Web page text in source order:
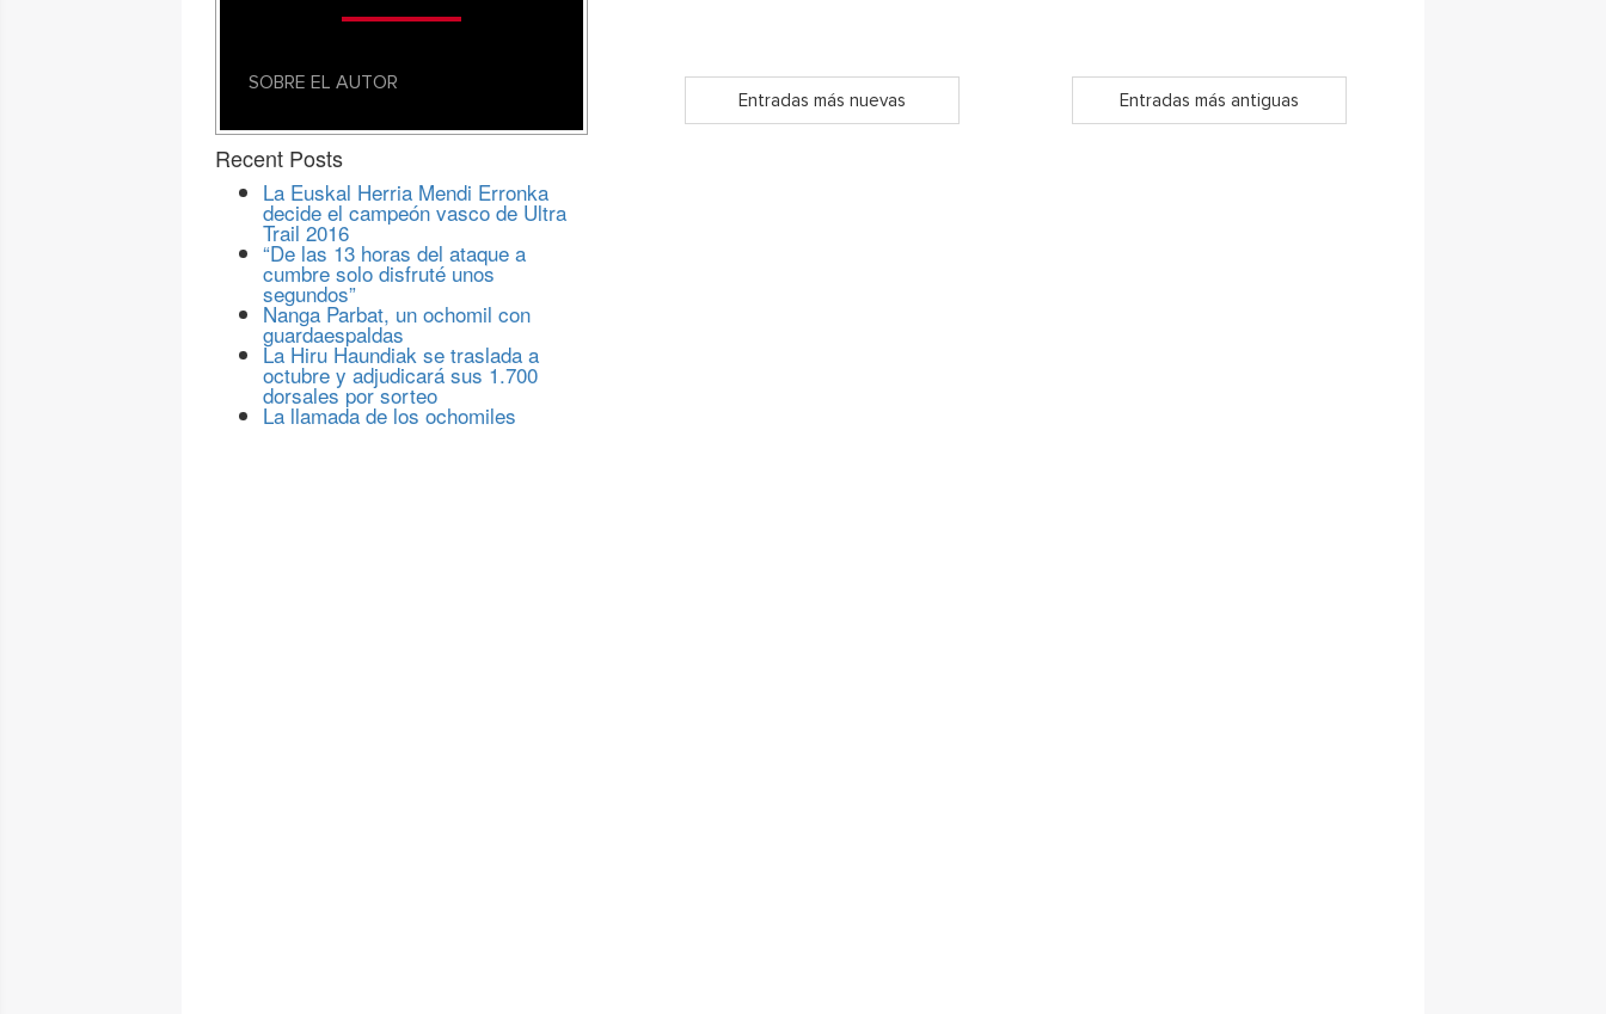
Entradas más nuevas Entradas más antiguas
SOBRE EL AUTOR
Recent Posts
La Euskal Herria Mendi Erronka
decide el campeón vasco de Ultra
Trail 2016
“De las 13 horas del ataque a
cumbre solo disfruté unos
segundos”
Nanga Parbat, un ochomil con
guardaespaldas
La Hiru Haundiak se traslada a
octubre y adjudicará sus 1.700
dorsales por sorteo
La llamada de los ochomiles